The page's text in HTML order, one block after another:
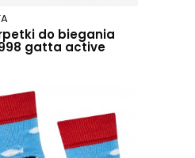
do biegania
gatta active